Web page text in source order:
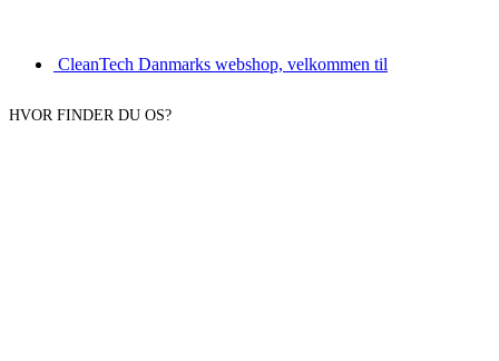
CleanTech Danmarks webshop, velkommen til
HVOR FINDER DU OS?